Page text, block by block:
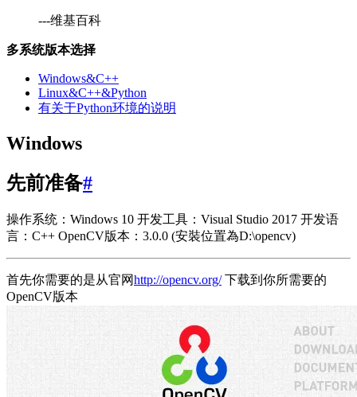
---维基百科
多系统版本选择
Windows&C++
Linux&C++&Python
有关于Python环境的说明
Windows
先前准备#
操作系统：Windows 10 开发工具：Visual Studio 2017 开发语
言：C++ OpenCV版本：3.0.0 (安裝位置為D:\opencv)
首先你需要的是从官网http://opencv.org/下载到你所需要的
OpenCV版本